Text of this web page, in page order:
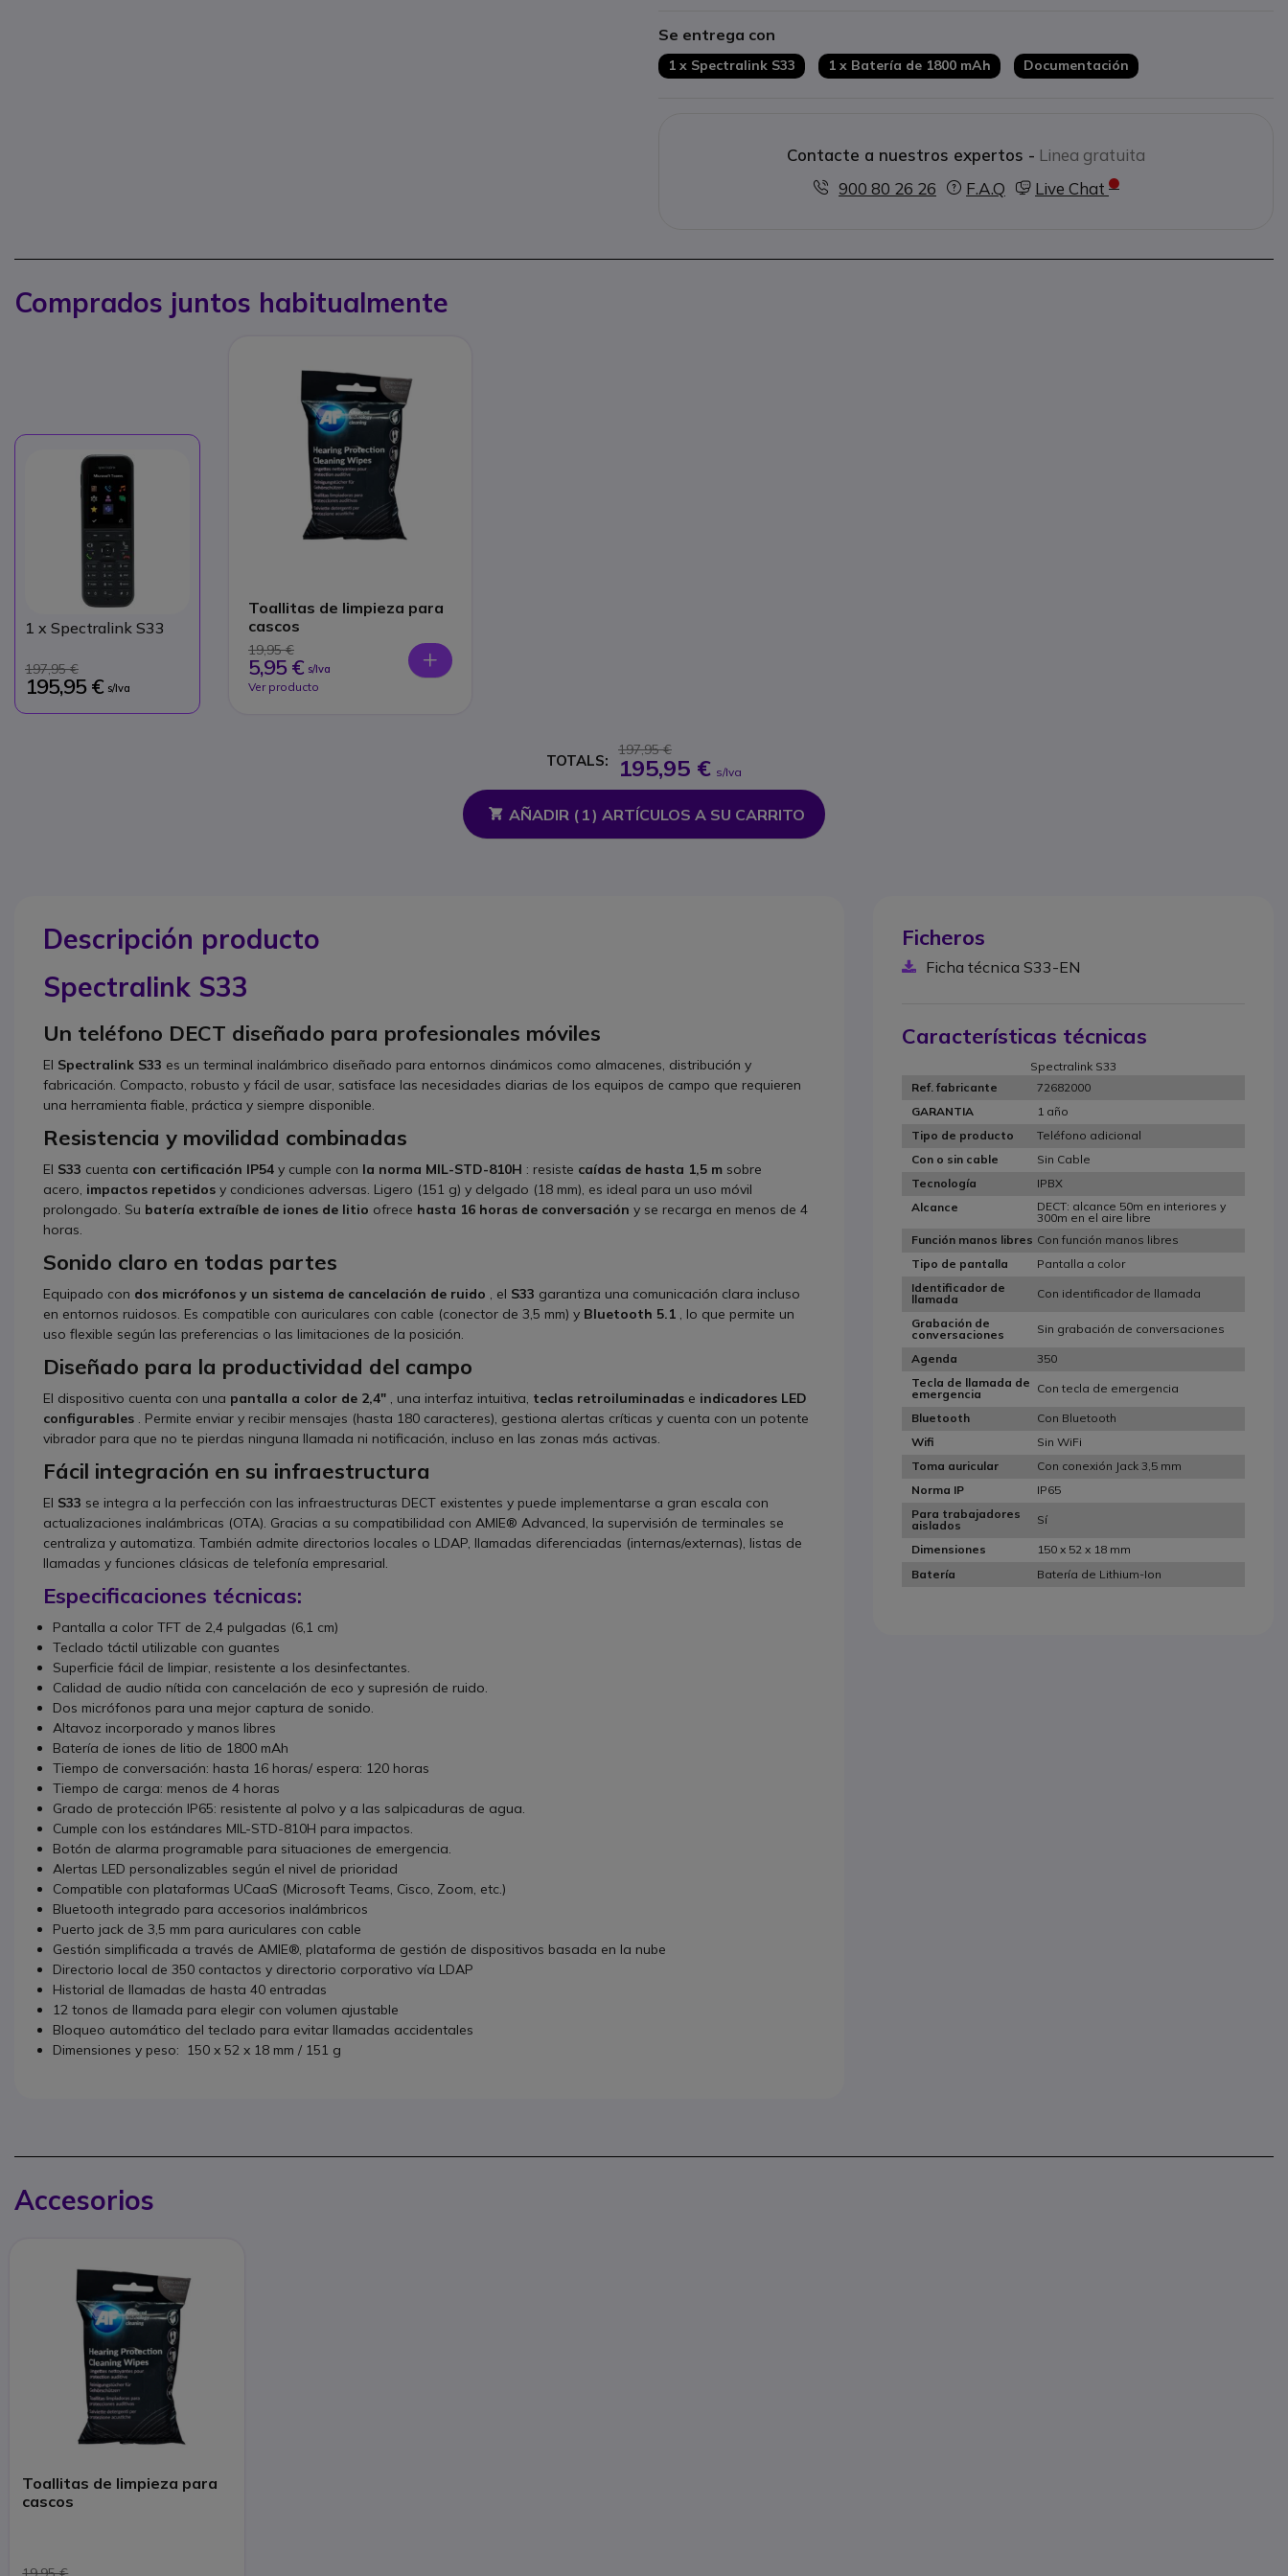
Gestión centralizada mediante AMIE® Advanced
Se entrega con
1 x Spectralink S33 1 x Batería de 1800 mAh Documentación
Contacte a nuestros expertos - Linea gratuita
900 80 26 26
F.A.Q Live Chat
Comprados juntos habitualmente
1 x Spectralink S33
197,95 €
195,95 € s/Iva
Toallitas de limpieza para
cascos
19,95 €
5,95 € s/Iva
Ver producto
TOTALS:
197,95 €
195,95 € s/Iva
AÑADIR ( 1) ARTÍCULOS A SU CARRITO
Descripción producto
Spectralink S33
Un teléfono DECT diseñado para profesionales móviles
El Spectralink S33 es un terminal inalámbrico diseñado para entornos dinámicos como almacenes, distribución y
fabricación. Compacto, robusto y fácil de usar, satisface las necesidades diarias de los equipos de campo que requieren
una herramienta fiable, práctica y siempre disponible.
Resistencia y movilidad combinadas
El S33 cuenta con certificación IP54 y cumple con la norma MIL-STD-810H : resiste caídas de hasta 1,5 m sobre
acero, impactos repetidos y condiciones adversas. Ligero (151 g) y delgado (18 mm), es ideal para un uso móvil
prolongado. Su batería extraíble de iones de litio ofrece hasta 16 horas de conversación y se recarga en menos de 4
horas.
Sonido claro en todas partes
Equipado con dos micrófonos y un sistema de cancelación de ruido , el S33 garantiza una comunicación clara incluso
en entornos ruidosos. Es compatible con auriculares con cable (conector de 3,5 mm) y Bluetooth 5.1 , lo que permite un
uso flexible según las preferencias o las limitaciones de la posición.
Diseñado para la productividad del campo
El dispositivo cuenta con una pantalla a color de 2,4" , una interfaz intuitiva, teclas retroiluminadas e indicadores LED
configurables . Permite enviar y recibir mensajes (hasta 180 caracteres), gestiona alertas críticas y cuenta con un potente
vibrador para que no te pierdas ninguna llamada ni notificación, incluso en las zonas más activas.
Fácil integración en su infraestructura
El S33 se integra a la perfección con las infraestructuras DECT existentes y puede implementarse a gran escala con
actualizaciones inalámbricas (OTA). Gracias a su compatibilidad con AMIE® Advanced, la supervisión de terminales se
centraliza y automatiza. También admite directorios locales o LDAP, llamadas diferenciadas (internas/externas), listas de
llamadas y funciones clásicas de telefonía empresarial.
Especificaciones técnicas:
Pantalla a color TFT de 2,4 pulgadas (6,1 cm)
Teclado táctil utilizable con guantes
Superficie fácil de limpiar, resistente a los desinfectantes.
Calidad de audio nítida con cancelación de eco y supresión de ruido.
Dos micrófonos para una mejor captura de sonido.
Altavoz incorporado y manos libres
Batería de iones de litio de 1800 mAh
Tiempo de conversación: hasta 16 horas/ espera: 120 horas
Tiempo de carga: menos de 4 horas
Grado de protección IP65: resistente al polvo y a las salpicaduras de agua.
Cumple con los estándares MIL-STD-810H para impactos.
Botón de alarma programable para situaciones de emergencia.
Alertas LED personalizables según el nivel de prioridad
Compatible con plataformas UCaaS (Microsoft Teams, Cisco, Zoom, etc.)
Bluetooth integrado para accesorios inalámbricos
Puerto jack de 3,5 mm para auriculares con cable
Gestión simplificada a través de AMIE®, plataforma de gestión de dispositivos basada en la nube
Directorio local de 350 contactos y directorio corporativo vía LDAP
Historial de llamadas de hasta 40 entradas
12 tonos de llamada para elegir con volumen ajustable
Bloqueo automático del teclado para evitar llamadas accidentales
Dimensiones y peso: 150 x 52 x 18 mm / 151 g
Ficheros
Ficha técnica S33-EN
Características técnicas
Spectralink S33
Ref. fabricante
72682000
GARANTIA
1 año
Tipo de producto
Teléfono adicional
Con o sin cable
Sin Cable
Tecnología
IPBX
Alcance
DECT: alcance 50m en interiores y
300m en el aire libre
Función manos libres Con función manos libres
Tipo de pantalla
Pantalla a color
Identificador de
llamada
Con identificador de llamada
Grabación de
conversaciones
Sin grabación de conversaciones
Agenda
350
Tecla de llamada de
emergencia
Con tecla de emergencia
Bluetooth
Con Bluetooth
Wifi
Sin WiFi
Toma auricular
Con conexión Jack 3,5 mm
Norma IP
IP65
Para trabajadores
aislados
Sí
Dimensiones
150 x 52 x 18 mm
Batería
Batería de Lithium-Ion
Accesorios
Toallitas de limpieza para
cascos